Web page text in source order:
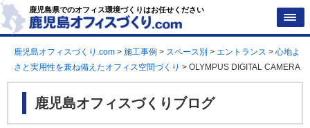
鹿児島県でのオフィス環境づくりはお任せください
鹿児島オフィスづくり.com > 施工事例 > スペース別 > エントランス > 心地よ
さと実用性を兼ね備えたオフィス空間づくり > OLYMPUS DIGITAL CAMERA
鹿児島オフィスづくりブログ